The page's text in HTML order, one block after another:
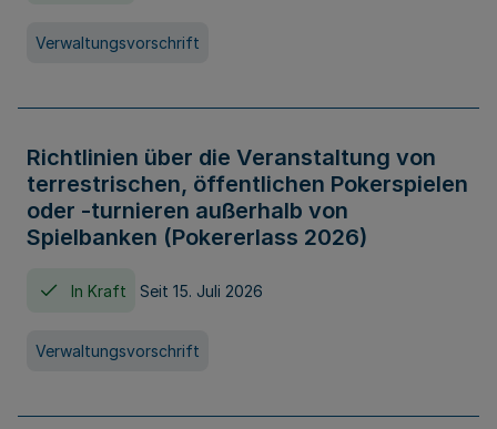
Verwaltungsvorschrift
Richtlinien über die Veranstaltung von
terrestrischen, öffentlichen Pokerspielen
oder -turnieren außerhalb von
Spielbanken (Pokererlass 2026)
In Kraft Seit 15. Juli 2026
Verwaltungsvorschrift